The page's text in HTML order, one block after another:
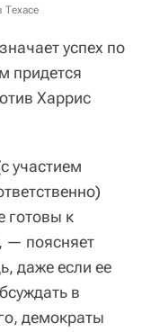
Техасе
успех по
придется
Харрис
участием
готовы к
— поясняет
даже если ее
в
демократы